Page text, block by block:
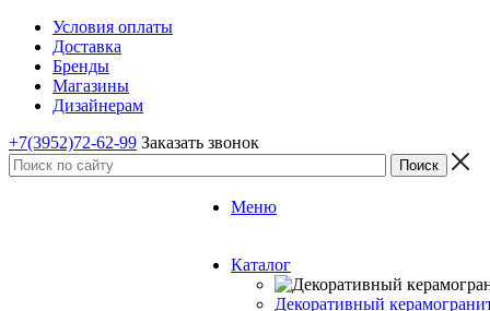
Условия оплаты
Доставка
Бренды
Магазины
Дизайнерам
+7(3952)72-62-99 Заказать звонок
Меню
Каталог
Декоративный